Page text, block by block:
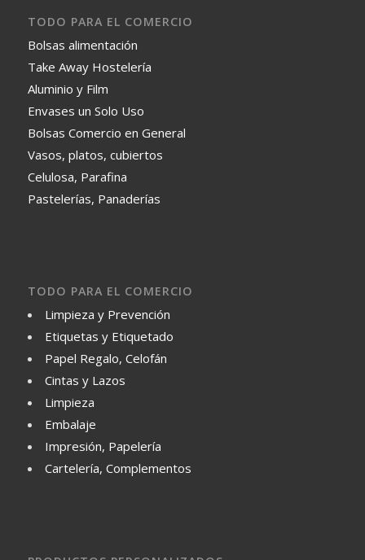
TODO PARA EL COMERCIO
Bolsas alimentación
Take Away Hostelería
Aluminio y Film
Envases un Solo Uso
Bolsas Comercio en General
Vasos, platos, cubiertos
Celulosa, Parafina
Pastelerías, Panaderías
TODO PARA EL COMERCIO
Limpieza y Prevención
Etiquetas y Etiquetado
Papel Regalo, Celofán
Cintas y Lazos
Limpieza
Embalaje
Impresión, Papelería
Cartelería, Complementos